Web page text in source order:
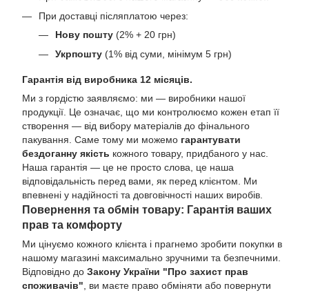
При доставці післяплатою через:
Нову пошту (2% + 20 грн)
Укрпошту (1% від суми, мінімум 5 грн)
Гарантія від виробника 12 місяців.
Ми з гордістю заявляємо: ми — виробники нашої
продукції. Це означає, що ми контролюємо кожен етап її
створення — від вибору матеріалів до фінального
пакування. Саме тому ми можемо гарантувати
бездоганну якість кожного товару, придбаного у нас.
Наша гарантія — це не просто слова, це наша
відповідальність перед вами, як перед клієнтом. Ми
впевнені у надійності та довговічності наших виробів.
Повернення та обмін товару: Гарантія ваших
прав та комфорту
Ми цінуємо кожного клієнта і прагнемо зробити покупки в
нашому магазині максимально зручними та безпечними.
Відповідно до Закону України "Про захист прав
споживачів" , ви маєте право обміняти або повернути